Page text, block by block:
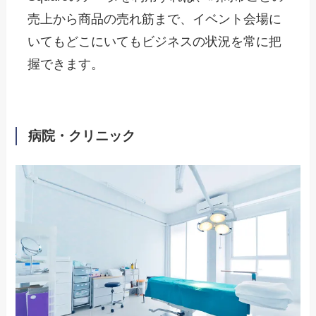
売上から商品の売れ筋まで、イベント会場に
いてもどこにいてもビジネスの状況を常に把
握できます。
病院・クリニック